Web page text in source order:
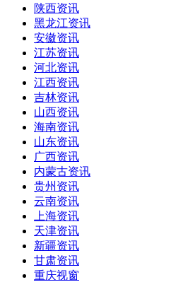
陕西资讯
黑龙江资讯
安徽资讯
江苏资讯
河北资讯
江西资讯
吉林资讯
山西资讯
海南资讯
山东资讯
广西资讯
内蒙古资讯
贵州资讯
云南资讯
上海资讯
天津资讯
新疆资讯
甘肃资讯
重庆视窗